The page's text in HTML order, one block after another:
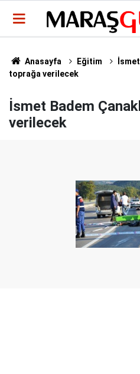
Anasayfa Eğitim
toprağa verilecek
İsmet Badem
verilecek